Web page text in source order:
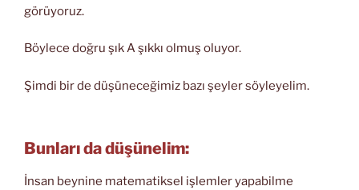
görüyoruz.
Böylece doğru şık A şıkkı olmuş oluyor.
Şimdi bir de düşüneceğimiz bazı şeyler söyleyelim.
Bunları da düşünelim:
İnsan beynine matematiksel işlemler yapabilme